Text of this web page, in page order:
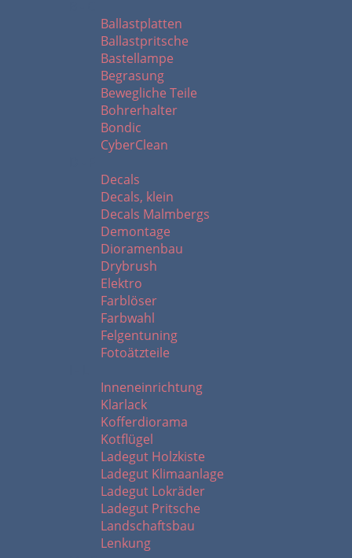
Ballastplatten
Ballastpritsche
Bastellampe
Begrasung
Bewegliche Teile
Bohrerhalter
Bondic
CyberClean
Decals
Decals, klein
Decals Malmbergs
Demontage
Dioramenbau
Drybrush
Elektro
Farblöser
Farbwahl
Felgentuning
Fotoätzteile
Inneneinrichtung
Klarlack
Kofferdiorama
Kotflügel
Ladegut Holzkiste
Ladegut Klimaanlage
Ladegut Lokräder
Ladegut Pritsche
Landschaftsbau
Lenkung